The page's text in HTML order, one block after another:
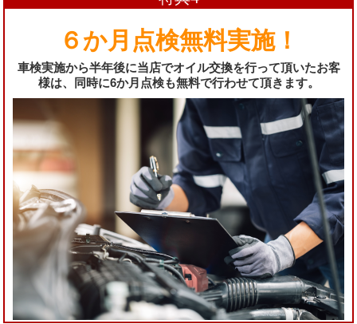
６か月点検無料実施！
車検実施から半年後に当店でオイル交換を行って頂いたお客
様は、同時に6か月点検も無料で行わせて頂きます。